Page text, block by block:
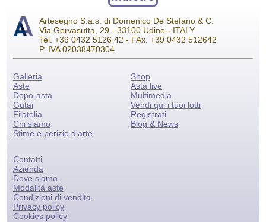
Artesegno S.a.s. di Domenico De Stefano & C.
Via Gervasutta, 29 - 33100 Udine - ITALY
Tel. +39 0432 5126 42 - FAx. +39 0432 512642
P. IVA 02038470304
Galleria
Aste
Dopo-asta
Gutai
Filatelia
Chi siamo
Stime e perizie d'arte
Shop
Asta live
Multimedia
Vendi qui i tuoi lotti
Registrati
Blog & News
Contatti
Azienda
Dove siamo
Modalità aste
Condizioni di vendita
Privacy policy
Cookies policy